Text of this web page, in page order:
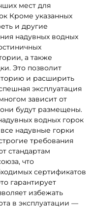
мест для
Кроме указанных
и другие
надувных водных
а также
Это позволит
и расширить
эксплуатация
зависит от
будут размещены.
водных горок
надувные горки
требования
стандартам
что
сертификатов
гарантирует
избежать
в эксплуатации —